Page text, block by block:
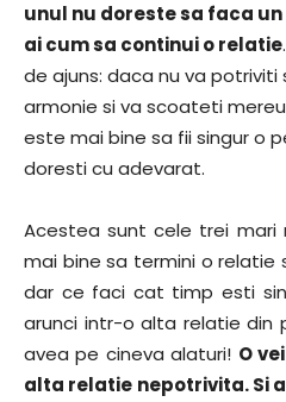
unul nu doreste sa faca
ai cum sa continui o relatie
de ajuns: daca nu va potriviti
armonie si va scoateti
este mai bine sa fii singur o
doresti cu adevarat.
Acestea sunt cele trei
mai bine sa termini o relatie
dar ce faci cat timp esti
arunci intr-o alta relatie din
avea pe cineva alaturi! O
alta relatie nepotrivita. Si